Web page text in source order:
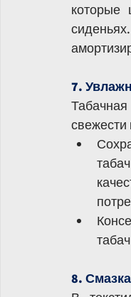
которые
7.
свежести
8.